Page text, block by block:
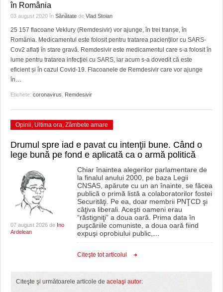
în România
03 august 2020 în Sănătate de Vlad Stoian
25 157 flacoane Veklury (Remdesivir) vor ajunge, în trei tranșe, în
România. Medicamentul este folosit pentru tratarea pacienților cu SARS-
Cov2 aflați în stare gravă. Remdesivir este medicamentul care s-a folosit în
lume pentru tratarea infecţiei cu SARS, iar acum s-a dovedit că este
eficient și în cazul Covid-19. Flacoanele de Remdesivir care vor ajunge
în
Etichete: coronavirus Remdesivir
Opinii Ultima ora Zâmbete amare
Drumul spre iad e pavat cu intenţii bune. Când o
lege bună pe fond e aplicată ca o armă politică
07 august 2026 de Ino
Ardelean
Chiar înaintea alegerilor parlamentare de
la finalul anului 2000, pe baza Legii
CNSAS, apărute cu un an înainte, se făcea
publică o primă listă a colaboratorilor fostei
Securităţi. Pe ea, doar membrii PNŢCD şi
câţiva liberali. Aceşti oameni erau
“răstigniţi” a doua oară. Prima data în
puşcăriile comuniste, a doua oară fiind
expuşi oprobiului public,
Citeşte tot articolul
Citeşte şi următoarele articole de acelaşi autor: